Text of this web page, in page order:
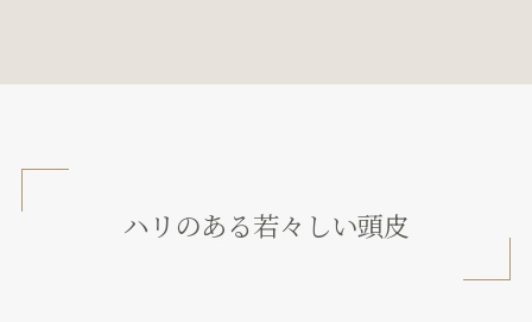
ハリのある若々しい頭皮